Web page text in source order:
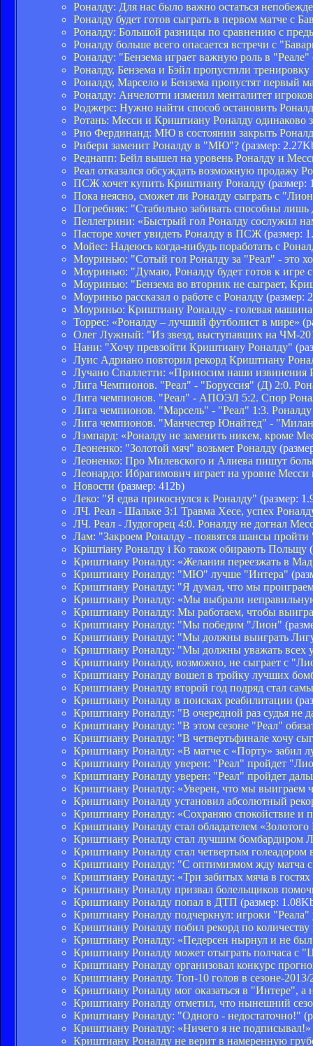
Роналду: Для нас было важно остаться
Роналду будет готов сыграть в первом матче с
Роналду: Большой разницы по сравнению с
Роналду больше всего опасается встречи с
Роналду: "Бензема играет важную роль в "Реале"
Роналду, Бензема и Бэйл пропустили тренировку
Роналду, Марсело и Бензема пропустят первый
Роналду: Анчелотти изменил менталитет
Роджерс: Нужно найти способ остановить
Ротань: Месси и Криштиану Роналду одинаково
Рио Фердинанд: МЮ в состоянии закрыть
Рибери заменит Роналду в "МЮ"? (размер:
Реднапп: Бейл вышел на уровень Роналду и
Реал отказался обсуждать возможную продажу
ПСЖ хочет купить Криштиану Роналду (размер:
Пока неясно, сможет ли Роналду сыграть с
Погребняк: "Стабильно забивать способны
Пеллегрини: «Быстрый гол Роналду сослужил
Пасторе хочет увидеть Роналду в ПСЖ (размер:
Мойес: Надеюсь когда-нибудь поработать с
Моуринью: "Сотый гол Роналду за "Реал" - это
Моуринью: "Думаю, Роналду будет готов к игре
Моуринью: "Бензема во вторник не сыграет,
Моуриньо рассказал о работе с Роналду (размер:
Моуриньо: Криштиану Роналду - голевая машина
Торрес: «Роналду – лучший футболист в мире»
Олег Лужный: "Из звезд, выступав­ших на ЧМ-
Нани: "Хочу превзойти Криштиану Роналду"
Луис Адриано повторил рекорд Криштиану
Лучано Спаллетти: «Приносим наши извинения
Лига Чемпионов. "Реал" - "Боруссия" (Д) 2:0.
Лига чемпионов. "Реал" - АПОЭЛ 5:2. Спор
Лига чемпионов. "Марсель" - "Реал" 1:3.
Лига чемпионов. "Манчестер Юнайтед" -
Лэмпард: «Роналду не заменить никем, кроме
Леоненко: "Золотой мяч" возьмет Роналду
Леоненко: Про Милевского и Алиева пишут
Леонардо: Ибрагимович играет на уровне Месси
Новости (размер: 412b)
Леко: "Я едва прикоснулся к Роналду" (размер:
ЛЧ. Реал - Шальке 3:1 Травма Хесе, успех
ЛЧ. Реал - Лудогорец 4:0. Роналду не догнал
Лам: "Закроем Роналду - появятся шансы пройти
Кріштіану Роналду і Ко також обирають Польщу
Криштиану Роналду: «Желания переезжать в
Криштиану Роналду: "МЮ" лучше "Интера"
Криштиану Роналду: "Я думал, что мы
Криштиану Роналду: «Мы выбрали
Криштиану Роналду: Мы работаем, чтобы
Криштиану Роналду: "Мы победим "Лион"
Криштиану Роналду: "Мы должны выиграть
Криштиану Роналду: "Мы должны уважать всех
Криштиану Роналду, возможно, не сыграет с
Криштиану Роналду вошел в тройку лучших
Криштиану Роналду второй год подряд стал
Криштиану Роналду в поисках реабилитации
Криштиану Роналду: "В очередной раз судья не
Криштиану Роналду: "В этом сезоне "Реал"
Криштиану Роналду: "В четвертьфинале хочу
Криштиану Роналду: «В матче с «Порту» забил
Криштиану Роналду уверен: "Реал" пройдет
Криштиану Роналду уверен: "Реал" пройдет
Криштиану Роналду: «Уверен, что мы выиграем
Криштиану Роналду установил абсолютный
Криштиану Роналду: «Сохраняю спокойствие и
Криштиану Роналду стал обладателем
Криштиану Роналду стал лучшим бомбардиром
Криштиану Роналду стал четвертым голеадором
Криштиану Роналду: "С оптимизмом жду матча
Криштиану Роналду: «Три забитых мяча в гостях
Криштиану Роналду призвал болельщиков
Криштиану Роналду попал в ДТП (размер:
Криштиану Роналду подчеркнул: игроки "Реала"
Криштиану Роналду побил рекорд по
Криштиану Роналду: «Педерсен нырнул и не
Криштиану Роналду может отыграть полчаса с
Криштиану Роналду организовал конкурс
Криштиану Роналду. Топ-10 голов в сезоне-2013/
Криштиану Роналду мог оказаться в "Интере",
Криштиану Роналду отметил, что нынешний
Криштиану Роналду: "Одного - недостаточно!"
Криштиану Роналду: «Ничего я не подписывал!»
Криштиану Роналду не верит в намеренную